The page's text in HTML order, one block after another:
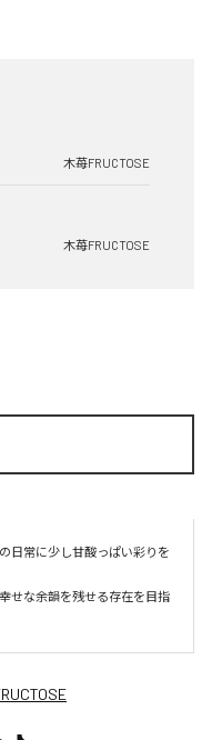
木苺FRUCTOSE
木苺FRUCTOSE
日常に少し甘酸っぱい彩りを
せな余韻を残せる存在を目指